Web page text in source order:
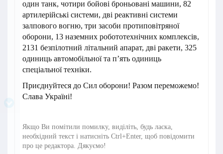
один танк, чотири бойові броньовані машини, 82
артилерійські системи, дві реактивні системи
залпового вогню, три засоби протиповітряної
оборони, 13 наземних робототехнічних комплексів,
2131 безпілотний літальний апарат, дві ракети, 325
одиниць автомобільної та п’ять одиниць
спеціальної техніки.
Приєднуйтеся до Сил оборони! Разом переможемо!
Слава Україні!
Якщо Ви помітили помилку, виділіть, будь ласка,
необхідний текст і натисніть Ctrl+Enter, щоб повідомити
про це редактора. Дякуємо!